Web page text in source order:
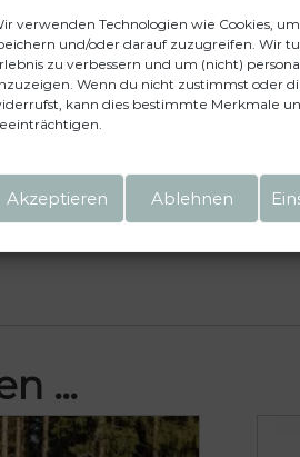
verwenden Technologien wie Cookies,
und/oder darauf zuzugreifen. Wir
zu verbessern und um (nicht)
Wenn du nicht zustimmst oder
kann dies bestimmte Merkmale
Akzeptieren Ablehnen
nächsten Kommentar speichern.
…